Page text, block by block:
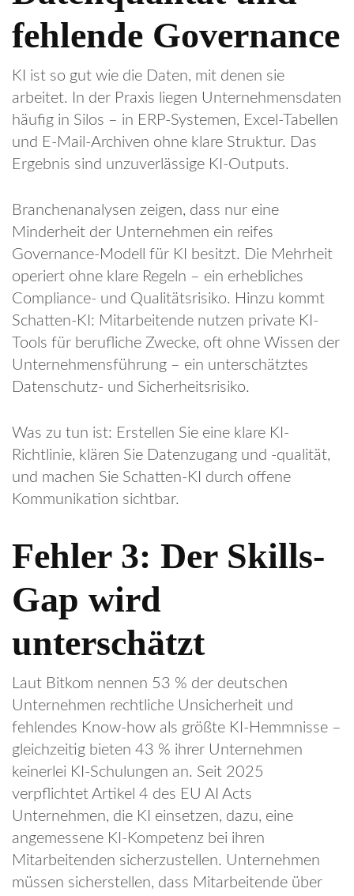
fehlende Governance
KI ist so gut wie die Daten, mit denen sie
arbeitet. In der Praxis liegen Unternehmensdaten
häufig in Silos – in ERP-Systemen, Excel-Tabellen
und E-Mail-Archiven ohne klare Struktur. Das
Ergebnis sind unzuverlässige KI-Outputs.
Branchenanalysen zeigen, dass nur eine
Minderheit der Unternehmen ein reifes
Governance-Modell für KI besitzt. Die Mehrheit
operiert ohne klare Regeln – ein erhebliches
Compliance- und Qualitätsrisiko. Hinzu kommt
Schatten-KI: Mitarbeitende nutzen private KI-
Tools für berufliche Zwecke, oft ohne Wissen der
Unternehmensführung – ein unterschätztes
Datenschutz- und Sicherheitsrisiko.
Was zu tun ist: Erstellen Sie eine klare KI-
Richtlinie, klären Sie Datenzugang und -qualität,
und machen Sie Schatten-KI durch offene
Kommunikation sichtbar.
Fehler 3: Der Skills-
Gap wird
unterschätzt
Laut Bitkom nennen 53 % der deutschen
Unternehmen rechtliche Unsicherheit und
fehlendes Know-how als größte KI-Hemmnisse –
gleichzeitig bieten 43 % ihrer Unternehmen
keinerlei KI-Schulungen an. Seit 2025
verpflichtet Artikel 4 des EU AI Acts
Unternehmen, die KI einsetzen, dazu, eine
angemessene KI-Kompetenz bei ihren
Mitarbeitenden sicherzustellen. Unternehmen
müssen sicherstellen, dass Mitarbeitende über